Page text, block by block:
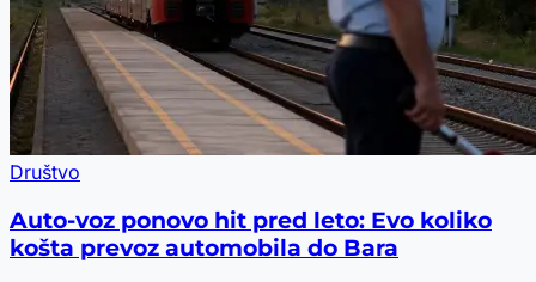
Društvo
Auto-voz ponovo hit pred leto: Evo koliko
košta prevoz automobila do Bara